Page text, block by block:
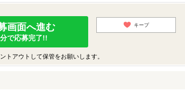
画面へ進む
で応募完了!!
キープ
アウトして保管をお願いします。